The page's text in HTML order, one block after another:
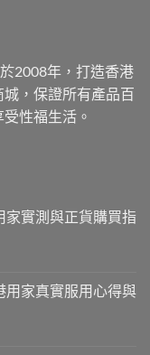
2008年，打造香港
，保證所有產品百
性福生活。
家實測與正貨購買指
用家真實服用心得與